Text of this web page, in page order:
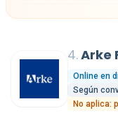
4.Arke
Online en
Según
No aplica: